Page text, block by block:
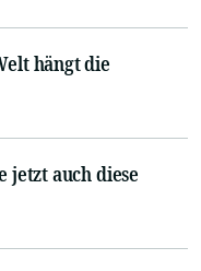
hängt die
jetzt auch diese